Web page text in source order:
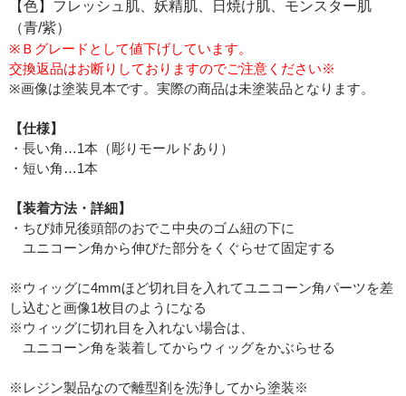
【色】フレッシュ肌、妖精肌、日焼け肌、モンスター肌
（青/紫）
※Ｂグレードとして値下げしています。
交換返品はお断りしておりますのでご注意ください※
※画像は塗装見本です。実際の商品は未塗装品となります。
【仕様】
・長い角…1本（彫りモールドあり）
・短い角…1本
【装着方法・詳細】
・ちび姉兄後頭部のおでこ中央のゴム紐の下に
ユニコーン角から伸びた部分をくぐらせて固定する
※ウィッグに4mmほど切れ目を入れてユニコーン角パーツを差
し込むと画像1枚目のようになる
※ウィッグに切れ目を入れない場合は、
ユニコーン角を装着してからウィッグをかぶらせる
※レジン製品なので離型剤を洗浄してから塗装※